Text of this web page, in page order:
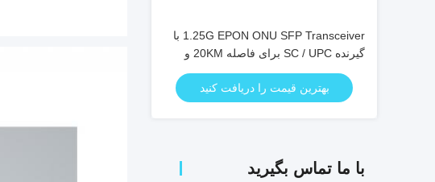
1.25G EPON ONU SFP Transceiver با
گیرنده SC / UPC برای فاصله 20KM و
محدوده دمای 0 °C ~ +70 °C
بهترین قیمت را دریافت کنید
با ما تماس بگیرید